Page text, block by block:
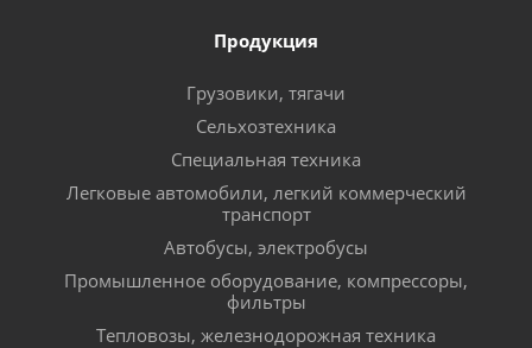
Продукция
Грузовики, тягачи
Сельхозтехника
Специальная техника
Легковые автомобили, легкий коммерческий
транспорт
Автобусы, электробусы
Промышленное оборудование, компрессоры,
фильтры
Тепловозы, железнодорожная техника